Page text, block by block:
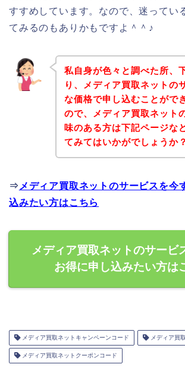
すすめしています。なので、迷ってい
てみるのもありかもですよ＾＾♪
私自身が色々と調べた所、
り、メディア買取ネットの
な価格で申し込むことがで
ので、メディア買取ネット
味のある方は下記ページな
てみてはいかがでしょうか？
⇒ メディア買取ネットのサービスを今
込みたい方はこちら
メディア買取ネットのサービ
お得に申し込みたい方は
メディア買取ネットキャンペーンコード メディア買
メディア買取ネットクーポンコード